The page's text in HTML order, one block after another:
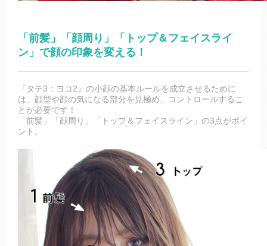
「前髪」「顔周り」「トップ＆フェイスライ
ン」で顔の印象を変える！
『タテ3：ヨコ2』の小顔の基本ルールを成立させるために
は、顔型や顔の気になる部分を見極め、コントロールするこ
とが必要です！
「前髪」「顔周り」「トップ＆フェイスライン」の3点がポイ
ント。